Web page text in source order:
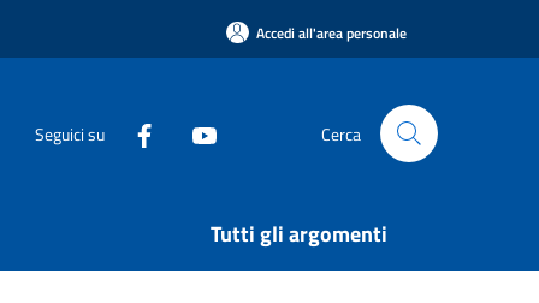
Accedi all'area personale
Seguici su Cerca
Tutti gli argomenti